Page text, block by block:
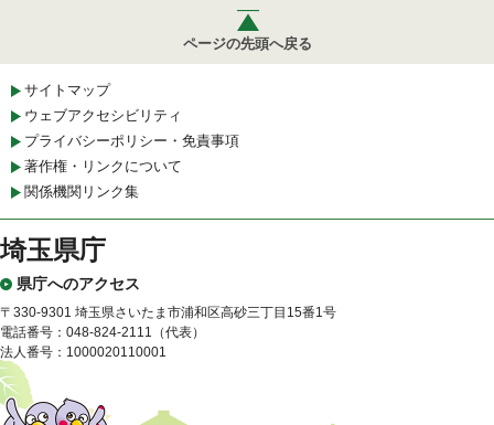
ページの先頭へ戻る
サイトマップ
ウェブアクセシビリティ
プライバシーポリシー・免責事項
著作権・リンクについて
関係機関リンク集
埼玉県庁
県庁へのアクセス
〒330-9301 埼玉県さいたま市浦和区高砂三丁目15番1号
電話番号：048-824-2111（代表）
法人番号：1000020110001